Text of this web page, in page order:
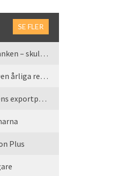
SE FLER
Fares skrattar hela vägen till banken – skulle vi tro
Games Made in Sweden 2026 – Den årliga rean är tillbaka
Hazelight Studios får regeringens exportpris 2025
Plus